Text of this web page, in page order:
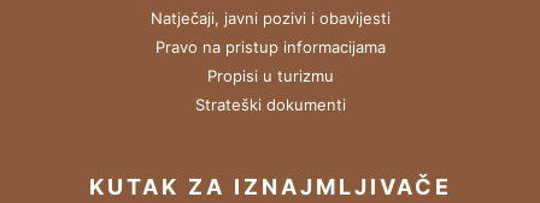
Natječaji, javni pozivi i obavijesti
Pravo na pristup informacijama
Propisi u turizmu
Strateški dokumenti
KUTAK ZA IZNAJMLJIVAČE